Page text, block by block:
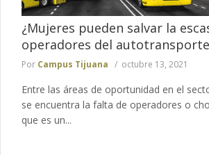
¿Mujeres pueden salvar la
operadores del
Por Campus Tijuana octubre 13, 2021
Entre las áreas de oportunidad en el
se encuentra la falta de operadores o
que es un...